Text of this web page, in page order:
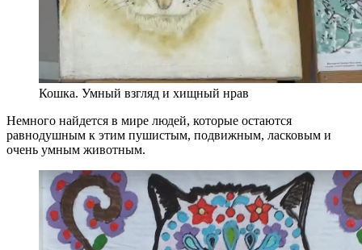
Кошка. Умный взгляд и хищный нрав
Немного найдется в мире людей, которые остаются
равнодушным к этим пушистым, подвижным, ласковым и
очень умным животным.